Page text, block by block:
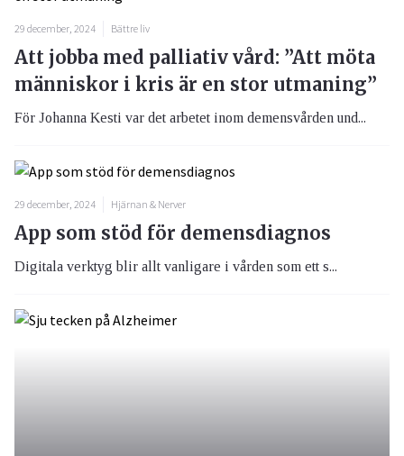
29 december, 2024 Bättre liv
Att jobba med palliativ vård: ”Att möta
människor i kris är en stor utmaning”
För Johanna Kesti var det arbetet inom demensvården und...
29 december, 2024 Hjärnan & Nerver
App som stöd för demensdiagnos
Digitala verktyg blir allt vanligare i vården som ett s...